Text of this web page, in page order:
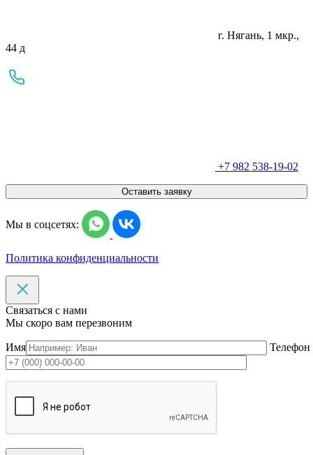
г. Нягань, 1 мкр.,
44 д
+7 982 538-19-02
Оставить заявку
Мы в соцсетях:
Политика конфиденциальности
Связаться с нами
Мы скоро вам перезвоним
Имя Телефон